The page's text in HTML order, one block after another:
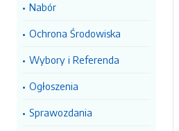
Nabór
Ochrona Środowiska
Wybory i Referenda
Ogłoszenia
Sprawozdania